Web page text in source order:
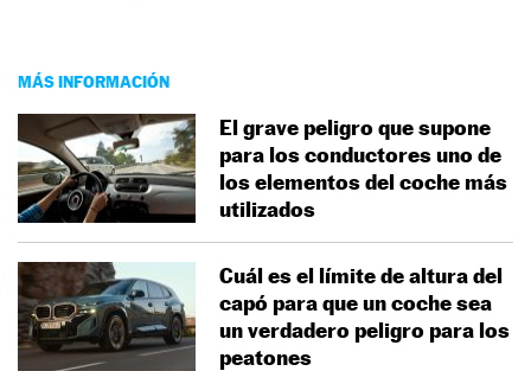
MÁS INFORMACIÓN
El grave peligro que supone
para los conductores uno de
los elementos del coche más
utilizados
Cuál es el límite de altura del
capó para que un coche sea
un verdadero peligro para los
peatones